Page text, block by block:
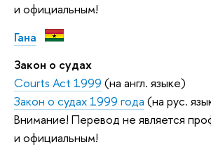
и официальным!
Гана
Закон о судах
Courts Act 1999 (на англ. языке)
Закон о судах 1999 года (на рус.
Внимание! Перевод не является
и официальным!